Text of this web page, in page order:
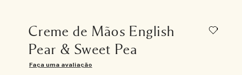
Creme de Mãos English
Pear & Sweet Pea
Faça uma avaliação